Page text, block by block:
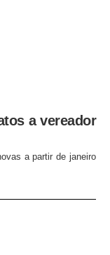
a vereador
a partir de janeiro